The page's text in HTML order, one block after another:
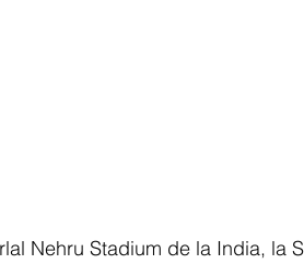
Nehru Stadium de la India, la